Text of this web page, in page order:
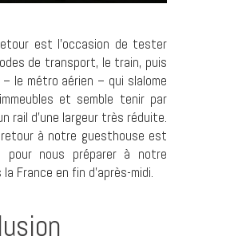
est l’occasion de tester
de transport, le train, puis
– le métro aérien – qui slalome
et semble tenir par
rail d’une largeur très réduite.
retour à notre guesthouse est
pour nous préparer à notre
France en fin d’après-midi.